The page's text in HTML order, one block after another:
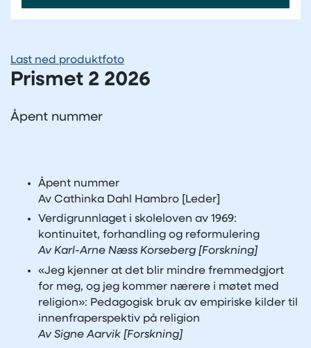
Last ned produktfoto
Prismet 2 2026
Åpent nummer
Åpent nummer
Av Cathinka Dahl Hambro [Leder]
Verdigrunnlaget i skoleloven av 1969:
kontinuitet, forhandling og reformulering
Av Karl-Arne Næss Korseberg [Forskning]
«Jeg kjenner at det blir mindre fremmedgjort
for meg, og jeg kommer nærere i møtet med
religion»: Pedagogisk bruk av empiriske kilder til
innenfraperspektiv på religion
Av Signe Aarvik [Forskning]